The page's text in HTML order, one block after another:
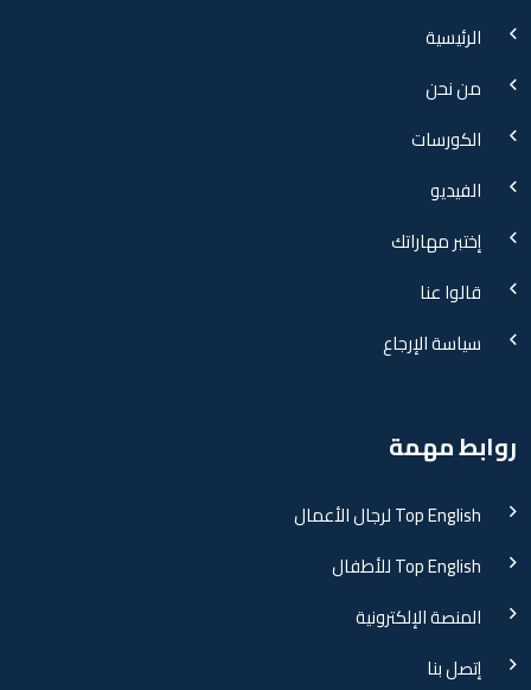
الرئيسية
من نحن
الكورسات
الفيديو
إختبر مهاراتك
قالوا عنا
سياسة الإرجاع
روابط مهمة
Top English لرجال الأعمال
Top English للأطفال
المنصة الإلكترونية
إتصل بنا